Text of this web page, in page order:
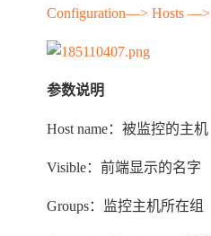
Configuration—> Hosts —>
参数说明
Host name：被监控的主机
Visible：前端显示的名字
Groups：监控主机所在组